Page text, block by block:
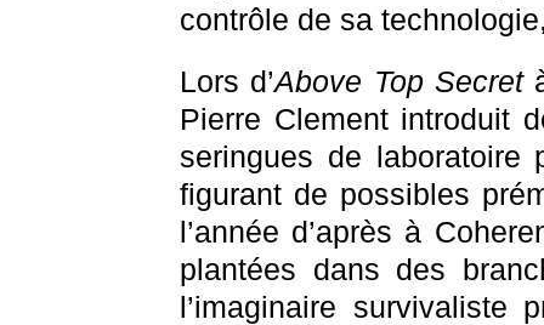
contrôle de sa
Lors d’Above Top Secret
Pierre Clement introduit
seringues de laboratoire
figurant de possibles
l’année d’après à
plantées dans des
l’imaginaire survivaliste